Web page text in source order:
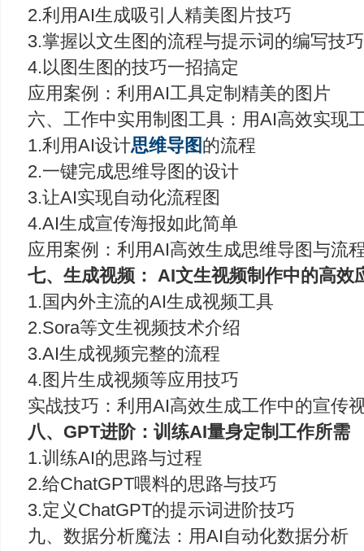
2.利用AI生成吸引人精美图片技巧
3.掌握以文生图的流程与提示词的编写技巧
4.以图生图的技巧一招搞定
应用案例：利用AI工具定制精美的图片
六、工作中实用制图工具：用AI高效实现
1.利用AI设计思维导图的流程
2.一键完成思维导图的设计
3.让AI实现自动化流程图
4.AI生成宣传海报如此简单
应用案例：利用AI高效生成思维导图与流
七、生成视频： AI文生视频制作中的高效
1.国内外主流的AI生成视频工具
2.Sora等文生视频技术介绍
3.AI生成视频完整的流程
4.图片生成视频等应用技巧
实战技巧：利用AI高效生成工作中的宣传
八、GPT进阶：训练AI量身定制工作所需
1.训练AI的思路与过程
2.给ChatGPT喂料的思路与技巧
3.定义ChatGPT的提示词进阶技巧
九、数据分析魔法：用AI自动化数据分析